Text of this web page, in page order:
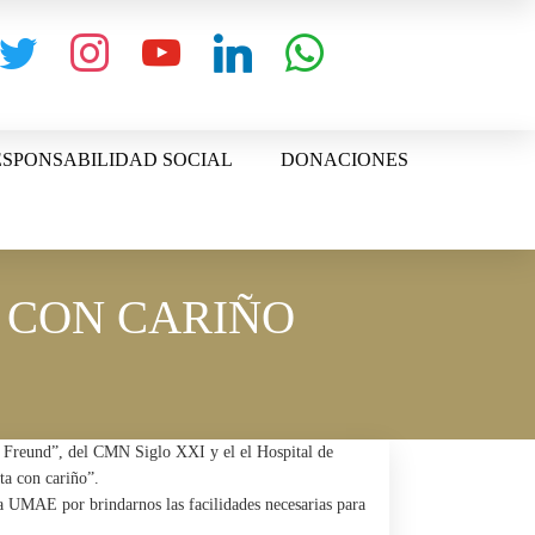
instagram youtube linkedin whatsapp
SOCIAL DONACIONES
CARIÑO
Freund”, del CMN Siglo XXI y el el Hospital de
con cariño”.
por brindarnos las facilidades necesarias para